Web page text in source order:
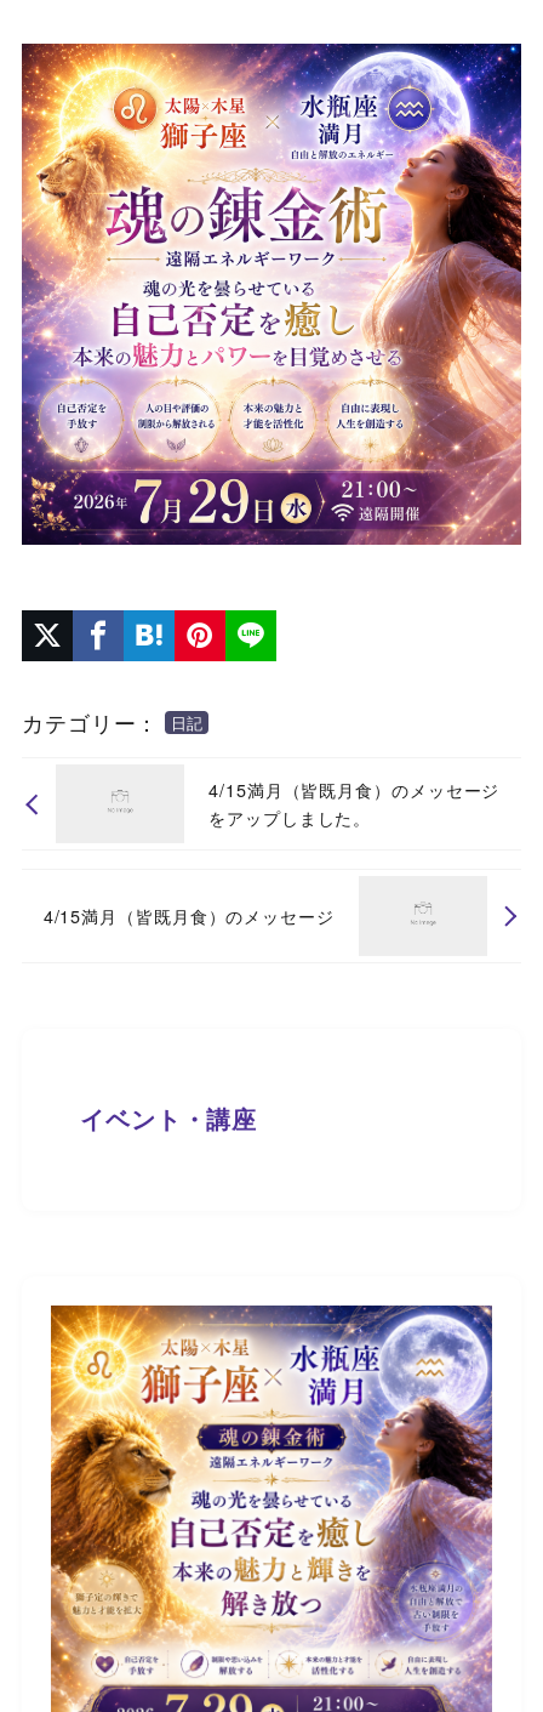
カテゴリー： 日記
4/15満月（皆既月食）のメッセージ
をアップしました。
4/15満月（皆既月食）のメッセージ
イベント・講座